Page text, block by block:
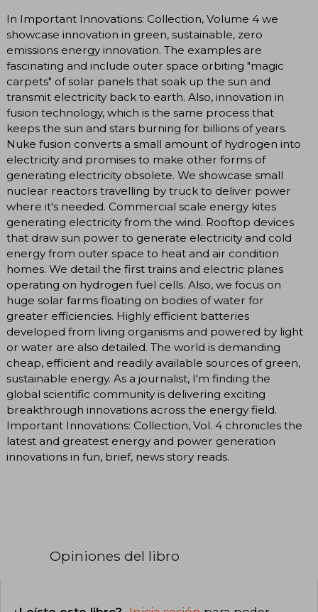
In Important Innovations: Collection, Volume 4 we
showcase innovation in green, sustainable, zero
emissions energy innovation. The examples are
fascinating and include outer space orbiting "magic
carpets" of solar panels that soak up the sun and
transmit electricity back to earth. Also, innovation in
fusion technology, which is the same process that
keeps the sun and stars burning for billions of years.
Nuke fusion converts a small amount of hydrogen into
electricity and promises to make other forms of
generating electricity obsolete. We showcase small
nuclear reactors travelling by truck to deliver power
where it's needed. Commercial scale energy kites
generating electricity from the wind. Rooftop devices
that draw sun power to generate electricity and cold
energy from outer space to heat and air condition
homes. We detail the first trains and electric planes
operating on hydrogen fuel cells. Also, we focus on
huge solar farms floating on bodies of water for
greater efficiencies. Highly efficient batteries
developed from living organisms and powered by light
or water are also detailed. The world is demanding
cheap, efficient and readily available sources of green,
sustainable energy. As a journalist, I'm finding the
global scientific community is delivering exciting
breakthrough innovations across the energy field.
Important Innovations: Collection, Vol. 4 chronicles the
latest and greatest energy and power generation
innovations in fun, brief, news story reads.
Opiniones del libro